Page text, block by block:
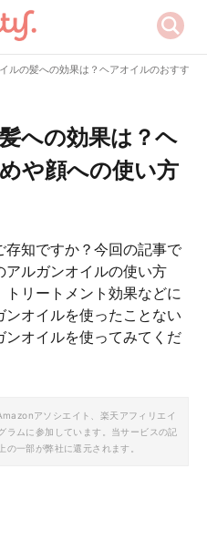
ルの髪への効果は？ヘアオイルのおすすめ
への効果は？ヘ
や顔への使い方
知ですか？今回の記事で
アルガンオイルの使い方
リートメント効果などに
オイルを使ったことない
オイルを使ってみてくだ
アソシエイト、楽天アフィリエイ
ラムに参加しています。当サービスの記
一部が弊社に還元されます。